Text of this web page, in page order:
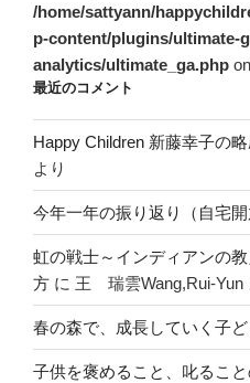
/home/sattyann/
p-content/plugins/ultimate-
analytics/ultimate_ga.php
最近のコメント
Happy Children 新藤幸子の
より
今年一年の振り返り（自宅開
虹の戦士～インディアンの
方 に 王 瑞雲Wang,Rui-Yun
春の森で、成長していく子
子供を褒めること、叱ること